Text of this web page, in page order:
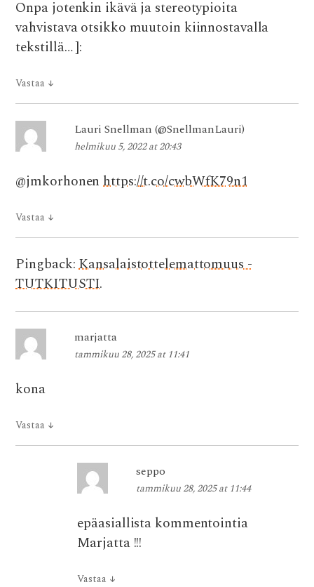
Onpa jotenkin ikävä ja stereotypioita
vahvistava otsikko muutoin kiinnostavalla
tekstillä… ]:
Vastaa ↓
Lauri Snellman (@SnellmanLauri)
helmikuu 5, 2022 at 20:43
@jmkorhonenhttps://t.co/cwbWfK79n1
Vastaa ↓
Pingback:Kansalaistottelemattomuus -
TUTKITUSTI.
marjatta
tammikuu 28, 2025 at 11:41
kona
Vastaa ↓
seppo
tammikuu 28, 2025 at 11:44
epäasiallista kommentointia
Marjatta !!!
Vastaa ↓